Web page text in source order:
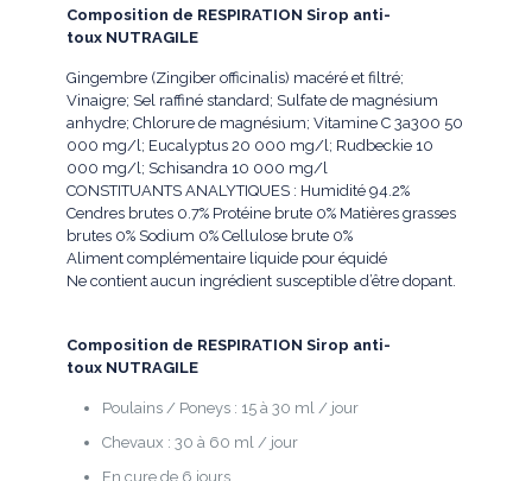
Composition de RESPIRATION Sirop anti-
toux NUTRAGILE
Gingembre (Zingiber officinalis) macéré et filtré;
Vinaigre; Sel raffiné standard; Sulfate de magnésium
anhydre; Chlorure de magnésium; Vitamine C 3a300 50
000 mg/l; Eucalyptus 20 000 mg/l; Rudbeckie 10
000 mg/l; Schisandra 10 000 mg/l
CONSTITUANTS ANALYTIQUES : Humidité 94.2%
Cendres brutes 0.7% Protéine brute 0% Matières grasses
brutes 0% Sodium 0% Cellulose brute 0%
Aliment complémentaire liquide pour équidé
Ne contient aucun ingrédient susceptible d’être dopant.
Composition de RESPIRATION Sirop anti-
toux NUTRAGILE
Poulains / Poneys : 15 à 30 ml / jour
Chevaux : 30 à 60 ml / jour
En cure de 6 jours